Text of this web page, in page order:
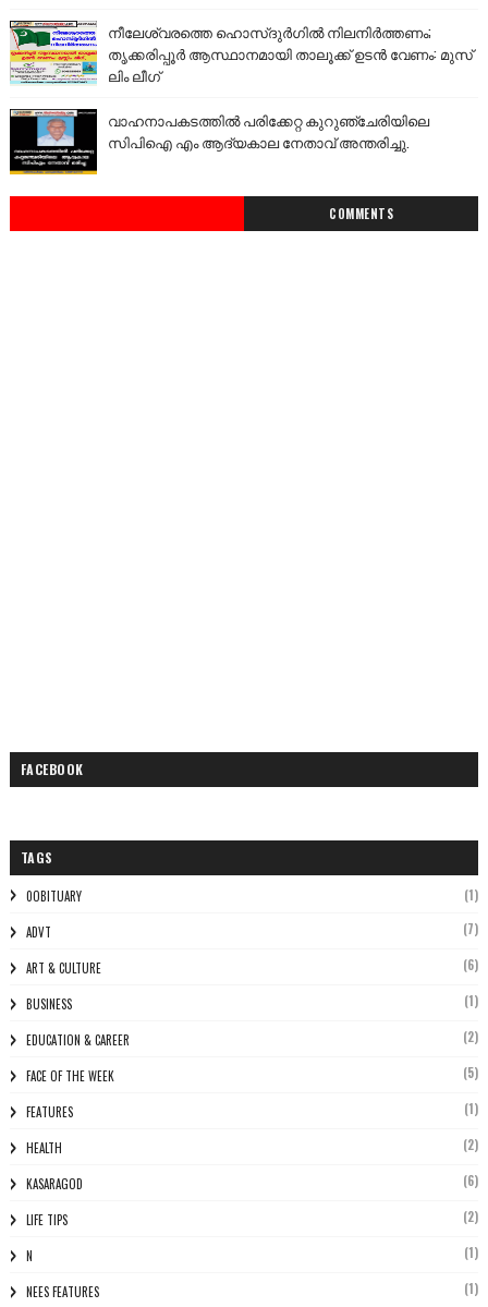
നീലേശ്വരത്തെ ഹൊസ്ദുർഗിൽ നിലനിർത്തണം;
തൃക്കരിപ്പൂർ ആസ്ഥാനമായി താലൂക്ക് ഉടൻ വേണം: മുസ്
ലിം ലീഗ്
വാഹനാപകടത്തിൽ പരിക്കേറ്റ കുറുഞ്ചേരിയിലെ
സിപിഐ എം ആദ്യകാല നേതാവ് അന്തരിച്ചു.
COMMENTS
FACEBOOK
TAGS
0OBITUARY (1)
ADVT (7)
ART & CULTURE (6)
BUSINESS (1)
EDUCATION & CAREER (2)
FACE OF THE WEEK (5)
FEATURES (1)
HEALTH (2)
KASARAGOD (6)
LIFE TIPS (2)
N (1)
NEES FEATURES (1)